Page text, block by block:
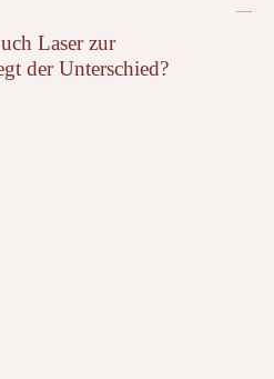
Laser zur
der Unterschied?